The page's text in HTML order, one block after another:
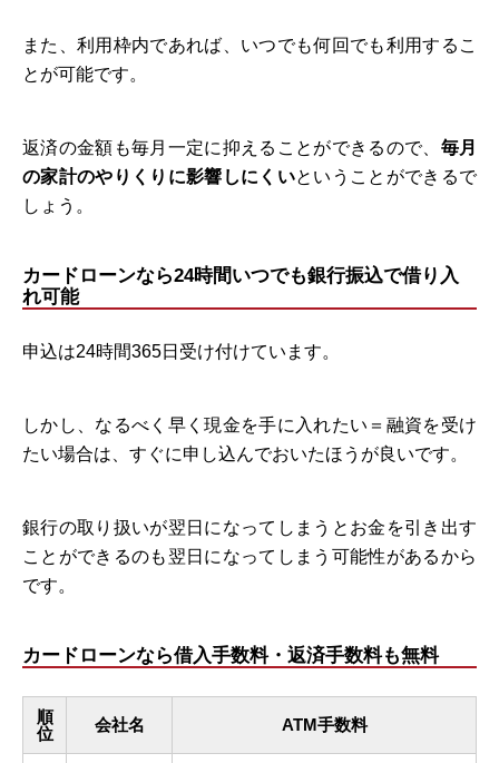
また、利用枠内であれば、いつでも何回でも利用するこ
とが可能です。
返済の金額も毎月一定に抑えることができるので、 毎月
の家計のやりくりに影響しにくいということができるで
しょう。
カードローンなら24時間いつでも銀行振込で借り入
れ可能
申込は24時間365日受け付けています。
しかし、なるべく早く現金を手に入れたい＝融資を受け
たい場合は、すぐに申し込んでおいたほうが良いです。
銀行の取り扱いが翌日になってしまうとお金を引き出す
ことができるのも翌日になってしまう可能性があるから
です。
カードローンなら借入手数料・返済手数料も無料
順
位
会社名 ATM手数料